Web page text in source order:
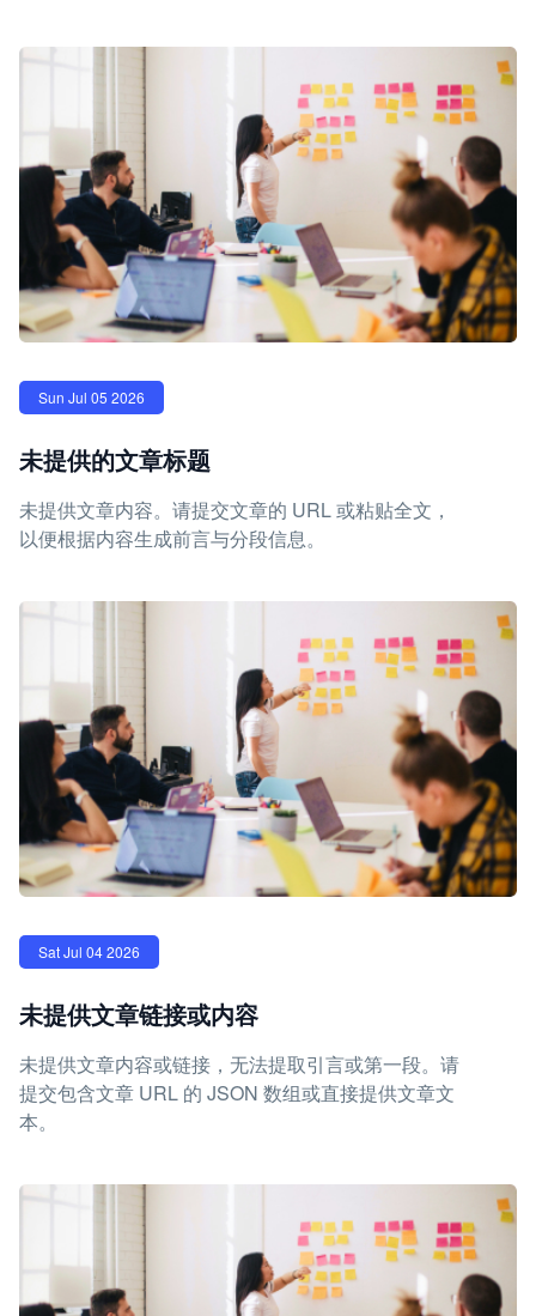
Sun Jul 05 2026
未提供的文章标题
未提供文章内容。请提交文章的 URL 或粘贴全文，
以便根据内容生成前言与分段信息。
Sat Jul 04 2026
未提供文章链接或内容
未提供文章内容或链接，无法提取引言或第一段。请
提交包含文章 URL 的 JSON 数组或直接提供文章文
本。